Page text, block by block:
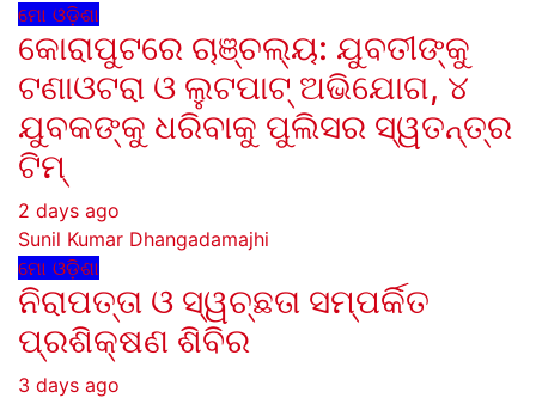
ମୋ ଓଡ଼ିଶା
କୋରାପୁଟରେ ଚାଞ୍ଚଲ୍ୟ: ଯୁବତୀଙ୍କୁ
ଟଣାଓଟରା ଓ ଲୁଟପାଟ୍ ଅଭିଯୋଗ, ୪
ଯୁବକଙ୍କୁ ଧରିବାକୁ ପୁଲିସର ସ୍ୱତନ୍ତ୍ର
ଟିମ୍
2 days ago
Sunil Kumar Dhangadamajhi
ମୋ ଓଡ଼ିଶା
ନିରାପତ୍ତା ଓ ସ୍ୱଚ୍ଛତା ସମ୍ପର୍କିତ
ପ୍ରଶିକ୍ଷଣ ଶିବିର
3 days ago